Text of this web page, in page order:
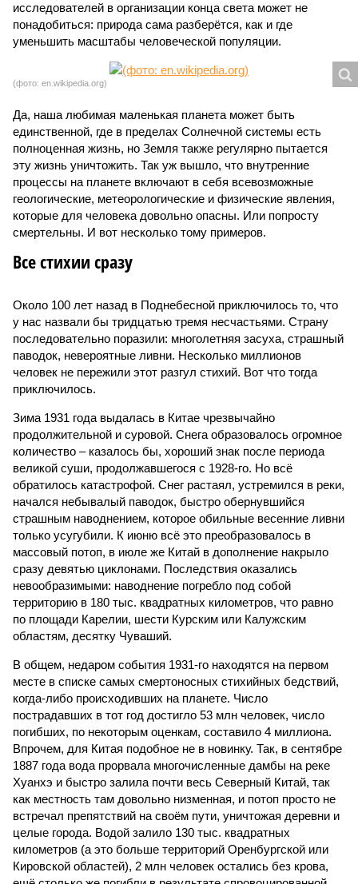
исследователей в организации конца света может не
понадобиться: природа сама разберётся, как и где
уменьшить масштабы человеческой популяции.
(фото: en.wikipedia.org)
Да, наша любимая маленькая планета может быть
единственной, где в пределах Солнечной системы есть
полноценная жизнь, но Земля также регулярно пытается
эту жизнь уничтожить. Так уж вышло, что внутренние
процессы на планете включают в себя всевозможные
геологические, метеорологические и физические явления,
которые для человека довольно опасны. Или попросту
смертельны. И вот несколько тому примеров.
Все стихии сразу
Около 100 лет назад в Поднебесной приключилось то, что
у нас назвали бы тридцатью тремя несчастьями. Страну
последовательно поразили: многолетняя засуха, страшный
паводок, невероятные ливни. Несколько миллионов
человек не пережили этот разгул стихий. Вот что тогда
приключилось.
Зима 1931 года выдалась в Китае чрезвычайно
продолжительной и суровой. Снега образовалось огромное
количество – казалось бы, хороший знак после периода
великой суши, продолжавшегося с 1928-го. Но всё
обратилось катастрофой. Снег растаял, устремился в реки,
начался небывалый паводок, быстро обернувшийся
страшным наводнением, которое обильные весенние ливни
только усугубили. К июню всё это преобразовалось в
массовый потоп, в июле же Китай в дополнение накрыло
сразу девятью циклонами. Последствия оказались
невообразимыми: наводнение погребло под собой
территорию в 180 тыс. квадратных километров, что равно
по площади Карелии, шести Курским или Калужским
областям, десятку Чуваший.
В общем, недаром события 1931-го находятся на первом
месте в списке самых смертоносных стихийных бедствий,
когда-либо происходивших на планете. Число
пострадавших в тот год достигло 53 млн человек, число
погибших, по некоторым оценкам, составило 4 миллиона.
Впрочем, для Китая подобное не в новинку. Так, в сентябре
1887 года вода прорвала многочисленные дамбы на реке
Хуанхэ и быстро залила почти весь Северный Китай, так
как местность там довольно низменная, и потоп просто не
встречал препятствий на своём пути, уничтожая деревни и
целые города. Водой залило 130 тыс. квадратных
километров (а это больше территорий Оренбургской или
Кировской областей), 2 млн человек остались без крова,